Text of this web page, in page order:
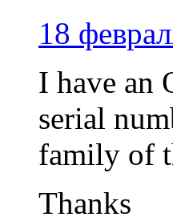
18
I have an
serial
family of
Thanks